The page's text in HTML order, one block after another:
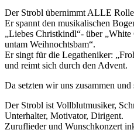
Der Strobl übernimmt ALLE
Er spannt den musikalischen
„Liebes Christkindl“- über „White
untam Weihnochtsbam“.
Er singt für die Legatheniker:
und reimt sich durch den Advent.
Da setzten wir uns zusammen und
Der Strobl ist Vollblutmusiker,
Unterhalter, Motivator, Dirigent.
Zuruflieder und Wunschkonzert